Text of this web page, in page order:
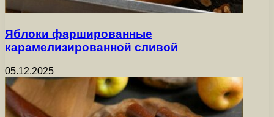
Яблоки фаршированные
карамелизированной сливой
05.12.2025